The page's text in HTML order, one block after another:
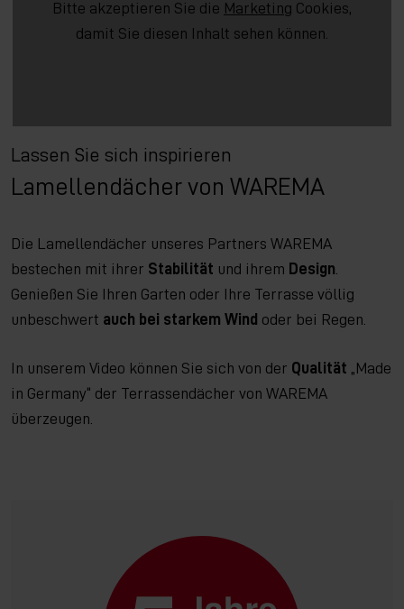
Bitte akzeptieren Sie die Marketing Cookies,
damit Sie diesen Inhalt sehen können.
Lassen Sie sich inspirieren
Lamellendächer von WAREMA
Die Lamellendächer unseres Partners WAREMA
bestechen mit ihrer Stabilität und ihrem Design
Genießen Sie Ihren Garten oder Ihre Terrasse völlig
unbeschwert auch bei starkem Wind oder bei Regen.
In unserem Video können Sie sich von der Qualität „Made
in Germany“ der Terrassendächer von WAREMA
überzeugen.